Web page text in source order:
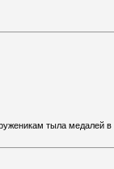
тыла медалей